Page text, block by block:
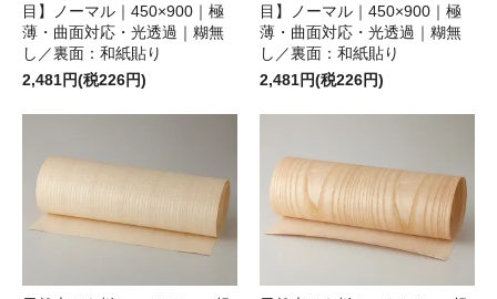
目】ノーマル｜450×900｜極
薄・曲面対応・光透過｜糊無
し／裏面：和紙貼り
2,481円(税226円)
目】ノーマル｜450×900｜極
薄・曲面対応・光透過｜糊無
し／裏面：和紙貼り
2,481円(税226円)